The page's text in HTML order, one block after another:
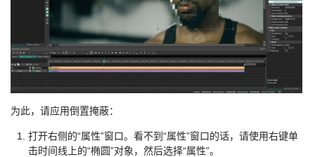
为此，请应用倒置掩蔽：
打开右侧的“属性”窗口。看不到“属性”窗口的话，请使用右键单
击时间线上的“椭圆”对象，然后选择“属性”。